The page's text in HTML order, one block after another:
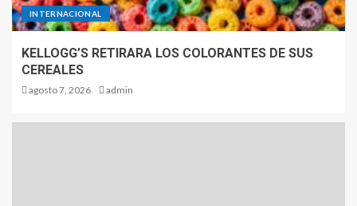
INTERNACIONAL
KELLOGG’S RETIRARA LOS COLORANTES DE SUS
CEREALES
agosto 7, 2026 admin